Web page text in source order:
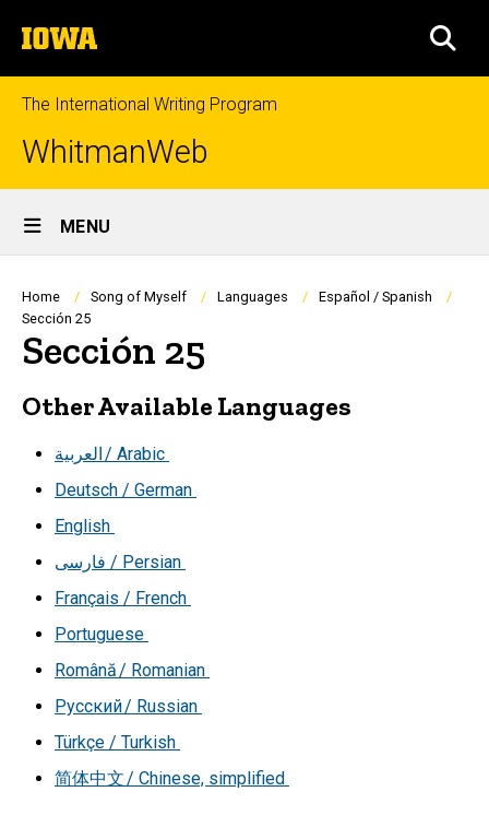
to
content
The
University
of
Iowa
The International Writing Program
WhitmanWeb
Site
Main
Navigation
MENU
Breadcrumb
Home Song of Myself Languages
Español / Spanish
Sección 25
Sección 25
Other Available Languages
العربية / Arabic
Deutsch / German
English
فارسی / Persian
Français / French
Portuguese
Română / Romanian
Русский / Russian
Türkçe / Turkish
简体中文 / Chinese, simplified